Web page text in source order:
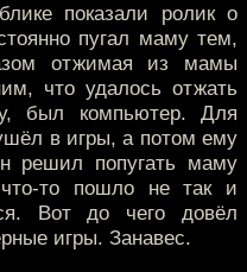
показали ролик о
пугал маму тем,
отжимая из мамы
что удалось отжать
был компьютер. Для
в игры, а потом ему
решил попугать маму
то пошло не так и
Вот до чего довёл
игры. Занавес.